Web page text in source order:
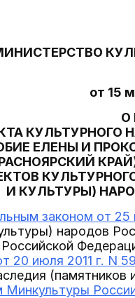
от 15
О
КУЛЬТУРНОГО
ЕЛЕНЫ И
И КУЛЬТУРЫ)
законом от
народов
20 июля 2011 г. N
Минкультуры